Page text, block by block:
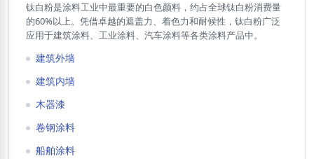
钛白粉是涂料工业中最重要的白色颜料，约占全球钛白粉消费量
的60%以上。凭借卓越的遮盖力、着色力和耐候性，钛白粉广泛
应用于建筑涂料、工业涂料、汽车涂料等各类涂料产品中。
建筑外墙
建筑内墙
木器漆
卷钢涂料
船舶涂料